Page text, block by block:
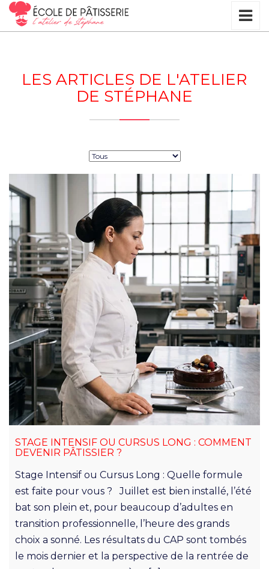
LES ARTICLES DE L'ATELIER
DE STÉPHANE
STAGE INTENSIF OU CURSUS LONG : COMMENT
DEVENIR PÂTISSIER ?
Stage Intensif ou Cursus Long : Quelle formule
est faite pour vous ? Juillet est bien installé, l’été
bat son plein et, pour beaucoup d’adultes en
transition professionnelle, l’heure des grands
choix a sonné. Les résultats du CAP sont tombés
le mois dernier et la perspective de la rentrée de